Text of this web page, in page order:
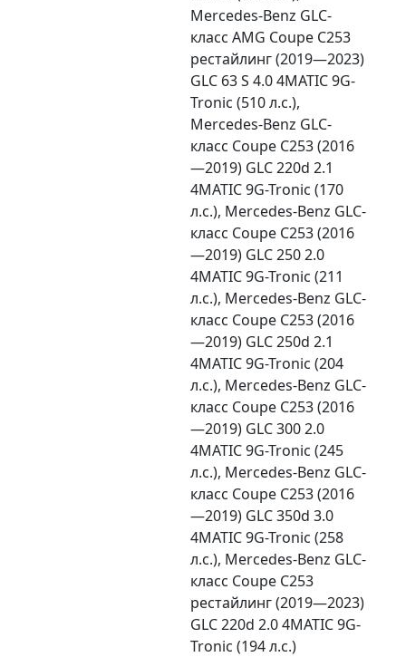
Mercedes-Benz GLC-
класс AMG Coupe C253
рестайлинг (2019—2023)
GLC 63 S 4.0 4MATIC 9G-
Tronic (510 л.с.),
Mercedes-Benz GLC-
класс Coupe C253 (2016
—2019) GLC 220d 2.1
4MATIC 9G-Tronic (170
л.с.), Mercedes-Benz GLC-
класс Coupe C253 (2016
—2019) GLC 250 2.0
4MATIC 9G-Tronic (211
л.с.), Mercedes-Benz GLC-
класс Coupe C253 (2016
—2019) GLC 250d 2.1
4MATIC 9G-Tronic (204
л.с.), Mercedes-Benz GLC-
класс Coupe C253 (2016
—2019) GLC 300 2.0
4MATIC 9G-Tronic (245
л.с.), Mercedes-Benz GLC-
класс Coupe C253 (2016
—2019) GLC 350d 3.0
4MATIC 9G-Tronic (258
л.с.), Mercedes-Benz GLC-
класс Coupe C253
рестайлинг (2019—2023)
GLC 220d 2.0 4MATIC 9G-
Tronic (194 л.с.)